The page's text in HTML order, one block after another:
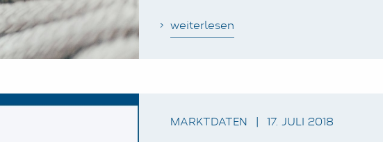
weiterlesen
MARKTDATEN 17. JULI 2018